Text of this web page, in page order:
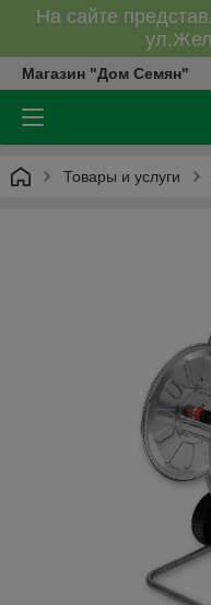
На сайте
Магазин "Дом Семян"
Товары и услуги